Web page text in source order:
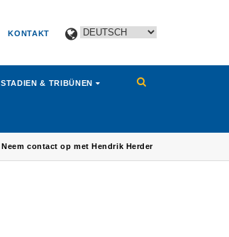
KONTAKT
STADIEN & TRIBÜNEN
Neem contact op met Hendrik Herder